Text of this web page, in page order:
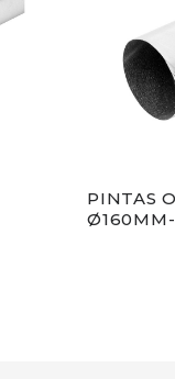
PINTAS